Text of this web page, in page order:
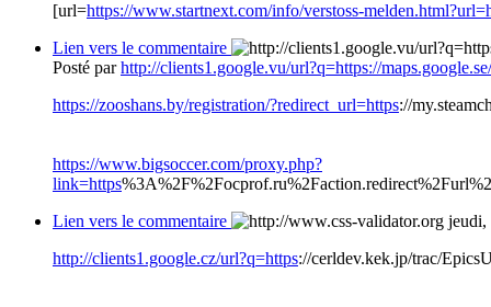
[url=https://www.startnext.com/info/verstoss-
Lien vers le commentaire
Posté parhttp://clients1.google.vu/url?q=https://
https://zooshans.by/registration/?redirect_url=https://
https://www.bigsoccer.com/proxy.php?
link=https
Lien vers le commentaire
jeudi,
http://clients1.google.cz/url?q=https://cerldev.kek.jp/trac/